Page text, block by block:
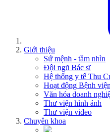
Giới thiệu
Sứ mệnh - tầm nhìn
Đội ngũ Bác sĩ
Hệ thống y tế Thu
Hoạt động Bệnh
Văn hóa doanh
Thư viện hình ảnh
Thư viện video
Chuyên khoa